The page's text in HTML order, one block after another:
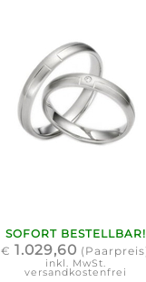
SOFORT BESTELLBAR!
€ 1.029,60
inkl. MwSt.
versandkostenfrei